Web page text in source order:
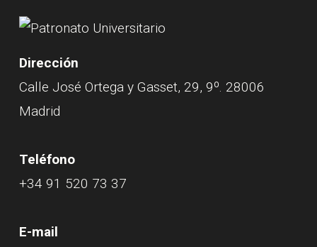
Dirección
Calle José Ortega y Gasset, 29, 9º. 28006
Madrid
Teléfono
+34 91 520 73 37
E-mail